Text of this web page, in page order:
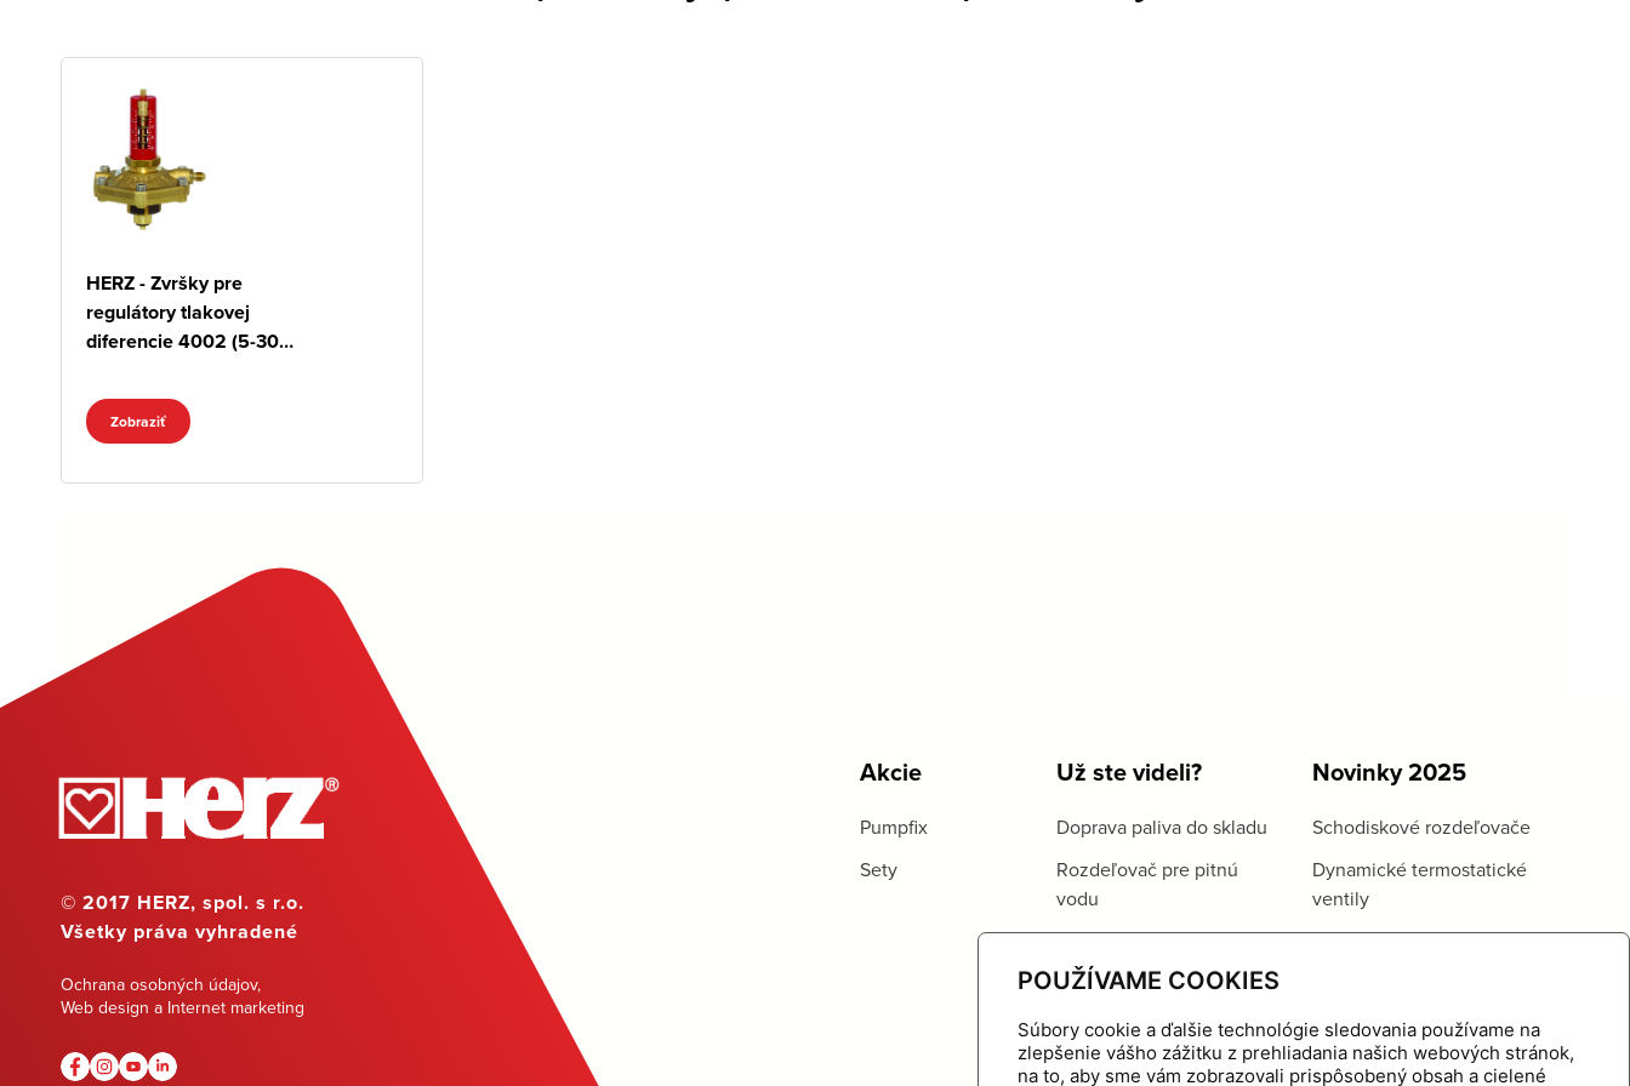
POUŽÍVAME COOKIES
Súbory cookie a ďalšie technológie sledovania používame na
zlepšenie vášho zážitku z prehliadania našich webových stránok,
na to, aby sme vám zobrazovali prispôsobený obsah a cielené
HERZ - Zvršky pre
regulátory tlakovej
diferencie 4002 (5-30
Zobraziť
© 2017 HERZ, spol. s r.o.
Všetky práva vyhradené
Ochrana osobných údajov,
Web design a Internet marketing
Akcie
Pumpfix
Sety
Už ste videli?
Doprava paliva do skladu
Rozdeľovač pre pitnú
vodu
Novinky 2025
Schodiskové rozdeľovače
Dynamické termostatické
ventily